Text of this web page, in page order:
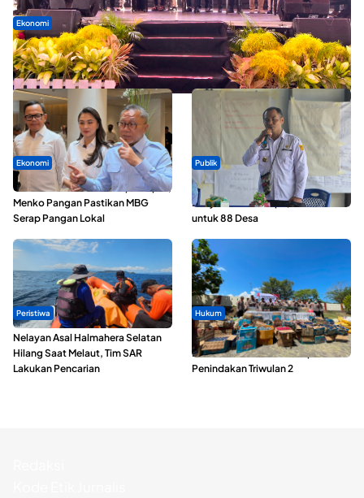
Ekonomi
Seminar di Ternate, Mendes Perkuat Sinergi Percepatan
Kopdes Merah Putih
Ekonomi
SPPG di Maluku Utara Dipercepat,
Menko Pangan Pastikan MBG
Serap Pangan Lokal
Publik
ABDESI Morotai Apresiasi
Penyaluran ADD Rp3,13 Miliar
untuk 88 Desa
Peristiwa
Nelayan Asal Halmahera Selatan
Hilang Saat Melaut, Tim SAR
Lakukan Pencarian
Hukum
Polda Maluku Utara Musnahkan
Ribuan Liter Miras Hasil Operasi
Penindakan Triwulan 2